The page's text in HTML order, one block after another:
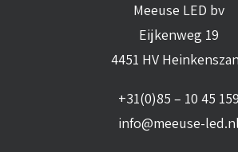
Meeuse LED bv
Eijkenweg 19
4451 HV
+31(0)85 – 10 45 159
info@meeuse-led.nl